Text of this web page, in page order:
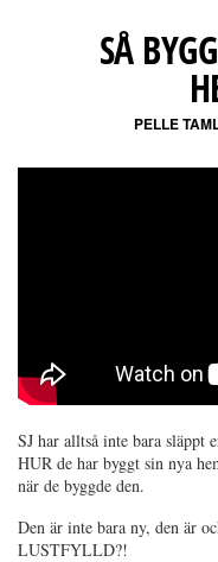
SÅ
PELLE
SJ har alltså inte bara släppt
HUR de har byggt sin nya
när de byggde den.
Den är inte bara ny, den är
LUSTFYLLD?!